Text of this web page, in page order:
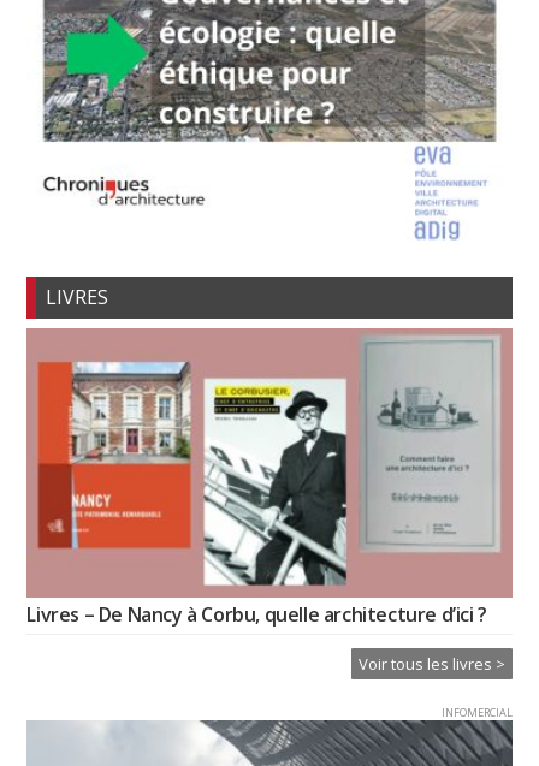
LIVRES
Livres – De Nancy à Corbu, quelle architecture d’ici ?
Voir tous les livres >
INFOMERCIAL